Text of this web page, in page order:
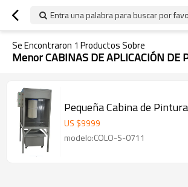
Entra una palabra para buscar por
Se Encontraron 1 Productos Sobre
Menor CABINAS DE APLICACIÓN DE
Pequeña Cabina de
US $9999
modelo:COLO-S-0711